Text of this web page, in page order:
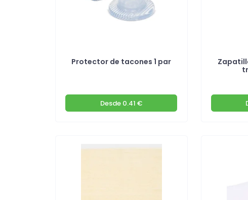
Protector de tacones 1 par
Desde 0.41 €